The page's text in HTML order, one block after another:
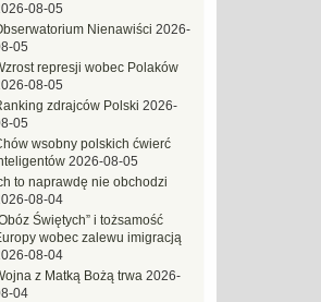
08-05
Nienawiści 2026-
05
represji wobec Polaków
08-05
zdrajców Polski 2026-
05
wsobny polskich ćwierć
2026-08-05
to naprawdę nie obchodzi
08-04
Świętych” i tożsamość
wobec zalewu imigracją
08-04
z Matką Bożą trwa 2026-
04